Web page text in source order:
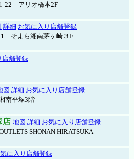
22 アリオ橋本2F
詳細 お気に入り店舗登録
そよら湘南茅ヶ崎３F
店舗登録
図 詳細 お気に入り店舗登録
南平塚3階
店 地図 詳細 お気に入り店舗登録
SHONAN HIRATSUKA
に入り店舗登録